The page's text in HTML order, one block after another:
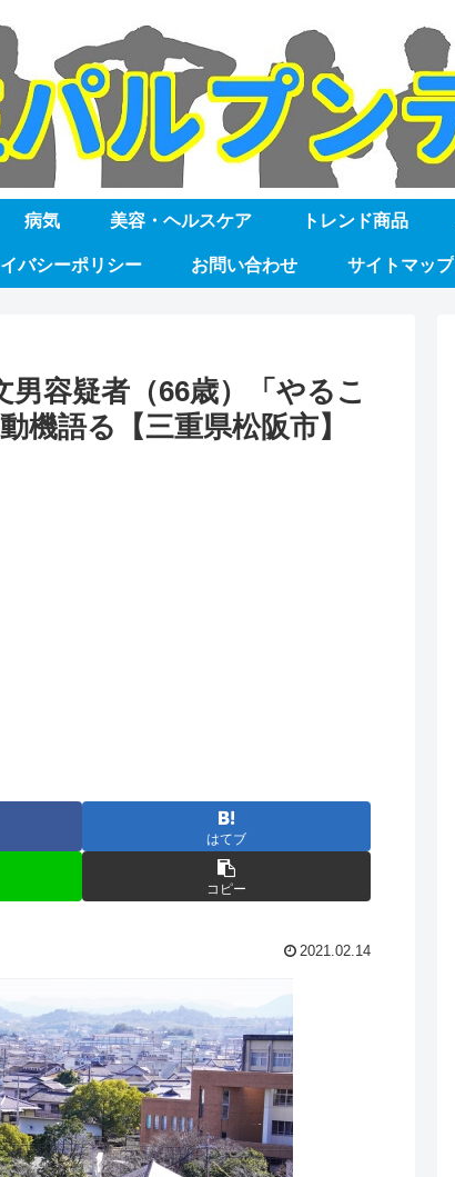
病気 美容・ヘルスケア トレンド商品
バシーポリシー お問い合わせ サイトマップ
容疑者（66歳）「やるこ
機語る【三重県松阪市】
はてブ
コピー
2021.02.14